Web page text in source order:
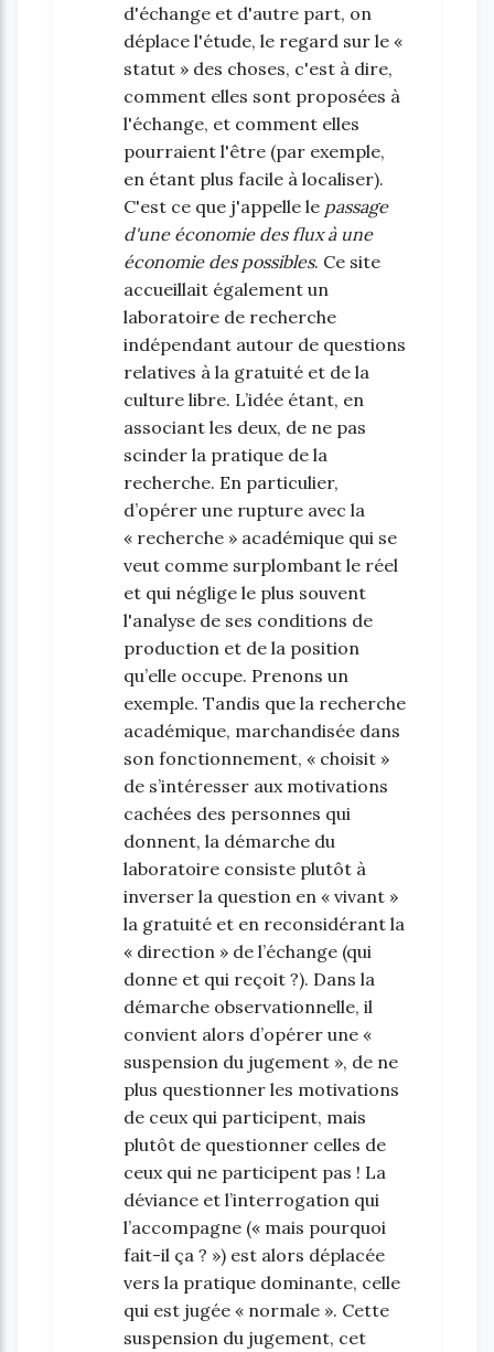
d'échange et d'autre part, on
déplace l'étude, le regard sur le «
statut » des choses, c'est à dire,
comment elles sont proposées à
l'échange, et comment elles
pourraient l'être (par exemple,
en étant plus facile à localiser).
C'est ce que j'appelle le passage
d'une économie des flux à une
économie des possibles. Ce site
accueillait également un
laboratoire de recherche
indépendant autour de questions
relatives à la gratuité et de la
culture libre. L’idée étant, en
associant les deux, de ne pas
scinder la pratique de la
recherche. En particulier,
d’opérer une rupture avec la
« recherche » académique qui se
veut comme surplombant le réel
et qui néglige le plus souvent
l'analyse de ses conditions de
production et de la position
qu’elle occupe. Prenons un
exemple. Tandis que la recherche
académique, marchandisée dans
son fonctionnement, « choisit »
de s’intéresser aux motivations
cachées des personnes qui
donnent, la démarche du
laboratoire consiste plutôt à
inverser la question en « vivant »
la gratuité et en reconsidérant la
« direction » de l’échange (qui
donne et qui reçoit ?). Dans la
démarche observationnelle, il
convient alors d’opérer une «
suspension du jugement », de ne
plus questionner les motivations
de ceux qui participent, mais
plutôt de questionner celles de
ceux qui ne participent pas ! La
déviance et l’interrogation qui
l’accompagne (« mais pourquoi
fait-il ça ? ») est alors déplacée
vers la pratique dominante, celle
qui est jugée « normale ». Cette
suspension du jugement, cet